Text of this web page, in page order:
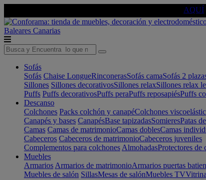
AQUÍ
Baleares Canarias
Sofás
Sofás Chaise LongueRinconerasSofás camaSofás 2
Sillones Sillones decorativosSillones relaxSillones relax
Puffs Puffs decorativosPuffs peraPuffs reposapiésPuffs
Descanso
Colchones Packs colchón y canapéColchones
Canapés y bases CanapésBase tapizadasSomieresPatas
Camas Camas de matrimonioCamas doblesCamas
Cabeceros Cabeceros de matrimonioCabeceros juveniles
Complementos para colchones AlmohadasProtectores de
Muebles
Armarios Armarios de matrimonioArmarios puertas
Muebles de salón SillasMesas de salónMuebles TV